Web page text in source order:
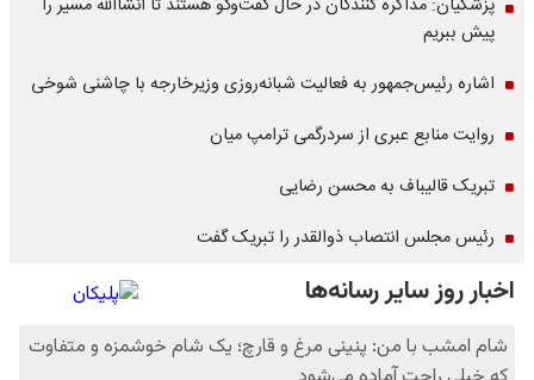
پزشکیان: مذاکره کنندگان در حال گفت‌وگو هستند تا انشاالله مسیر را
پیش ببریم
اشاره‌ رئیس‌جمهور به فعالیت شبانه‌روزی وزیر‌خارجه با چاشنی شوخی
روایت منابع عبری از سردرگمی ترامپ میان
تبریک قالیباف به محسن رضایی
رئیس مجلس انتصاب ذوالقدر را تبریک گفت